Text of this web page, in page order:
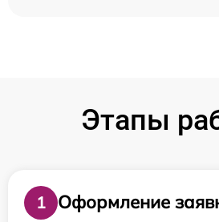
Этапы
1
Оформление